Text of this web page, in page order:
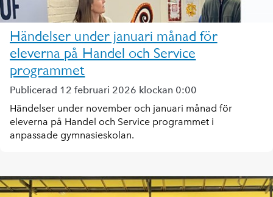
Händelser under januari månad för
eleverna på Handel och Service
programmet
Publicerad 12 februari 2026 klockan 0:00
Händelser under november och januari månad för
eleverna på Handel och Service programmet i
anpassade gymnasieskolan.